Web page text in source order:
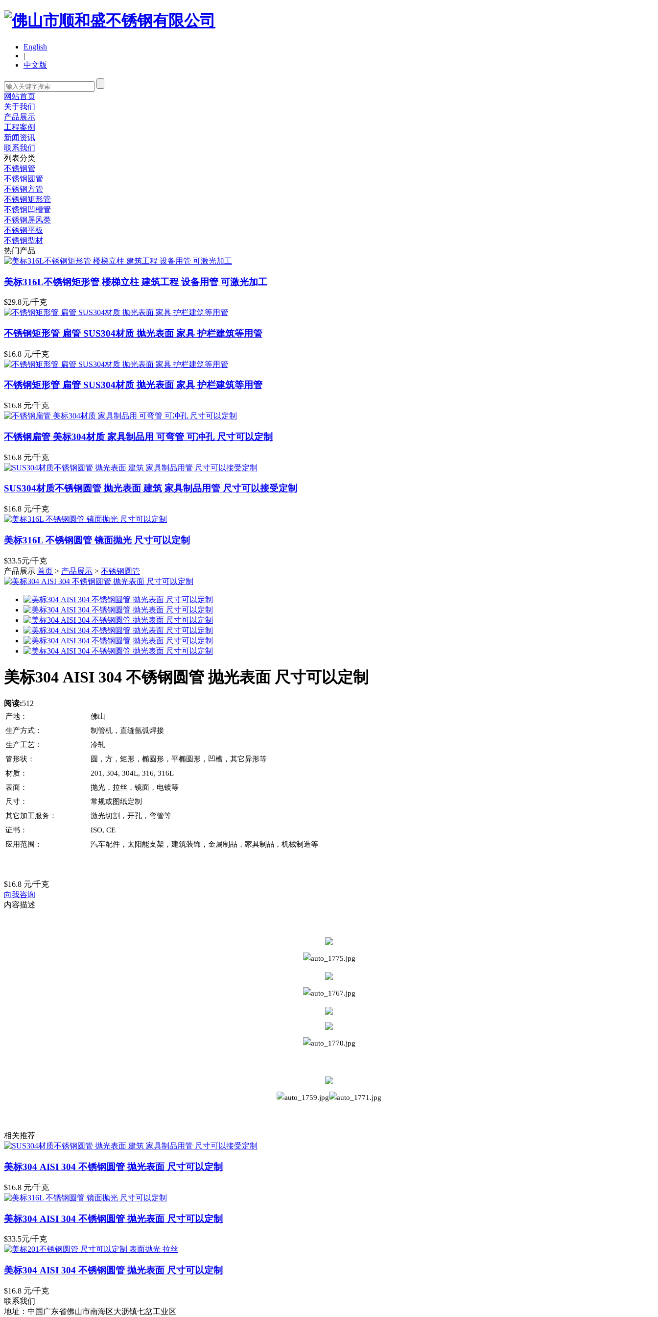
English
|
中文版
网站首页
关于我们
产品展示
工程案例
新闻资讯
联系我们
列表分类
不锈钢管
不锈钢圆管
不锈钢方管
不锈钢矩形管
不锈钢凹槽管
不锈钢屏风类
不锈钢平板
不锈钢型材
热门产品
美标316L不锈钢矩形管 楼梯立柱 建筑工程 设备用管 可激光加工
$29.8元/千克
不锈钢矩形管 扁管 SUS304材质 抛光表面 家具 护栏建筑等用管
$16.8 元/千克
不锈钢矩形管 扁管 SUS304材质 抛光表面 家具 护栏建筑等用管
$16.8 元/千克
不锈钢扁管 美标304材质 家具制品用 可弯管 可冲孔 尺寸可以定制
$16.8 元/千克
SUS304材质不锈钢圆管 抛光表面 建筑 家具制品用管 尺寸可以接受定制
$16.8 元/千克
美标316L 不锈钢圆管 镜面抛光 尺寸可以定制
$33.5元/千克
产品展示 首页 > 产品展示 > 不锈钢圆管
美标304 AISI 304 不锈钢圆管 抛光表面 尺寸可以定制
阅读:512
产地：
佛山
生产方式：
制管机，直缝氩弧焊接
生产工艺：
冷轧
管形状：
圆，方，矩形，椭圆形，平椭圆形，凹槽，其它异形等
材质：
201, 304, 304L, 316, 316L
表面：
抛光，拉丝，镜面，电镀等
尺寸：
常规或图纸定制
其它加工服务：
激光切割，开孔，弯管等
证书：
ISO, CE
应用范围：
汽车配件，太阳能支架，建筑装饰，金属制品，家具制品，机械制造等
$16.8 元/千克
向我咨询
内容描述
相关推荐
美标304 AISI 304 不锈钢圆管 抛光表面 尺寸可以定制
$16.8 元/千克
美标304 AISI 304 不锈钢圆管 抛光表面 尺寸可以定制
$33.5元/千克
美标304 AISI 304 不锈钢圆管 抛光表面 尺寸可以定制
$16.8 元/千克
联系我们
地址：中国广东省佛山市南海区大沥镇七岔工业区